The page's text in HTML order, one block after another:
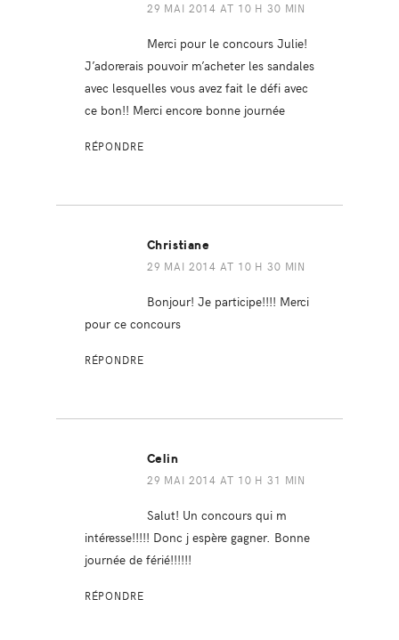
29 MAI 2014 AT 10 H 30 MIN
Merci pour le concours Julie!
J’adorerais pouvoir m’acheter les sandales
avec lesquelles vous avez fait le défi avec
ce bon!! Merci encore bonne journée
RÉPONDRE
Christiane
29 MAI 2014 AT 10 H 30 MIN
Bonjour! Je participe!!!! Merci
pour ce concours
RÉPONDRE
Celin
29 MAI 2014 AT 10 H 31 MIN
Salut! Un concours qui m
intéresse!!!!! Donc j espère gagner. Bonne
journée de férié!!!!!!
RÉPONDRE